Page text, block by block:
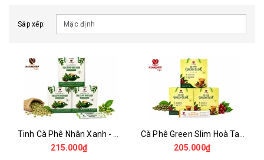
Sắp xếp:
215.000₫
205.000₫